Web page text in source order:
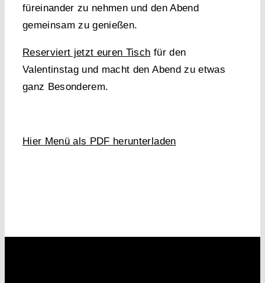
füreinander zu nehmen und den Abend
gemeinsam zu genießen.
Reserviert jetzt euren Tisch für den
Valentinstag und macht den Abend zu etwas
ganz Besonderem.
Hier Menü als PDF herunterladen